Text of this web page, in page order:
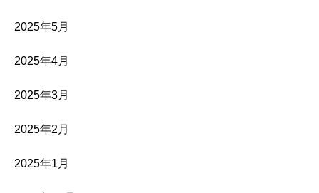
2025年5月
2025年4月
2025年3月
2025年2月
2025年1月